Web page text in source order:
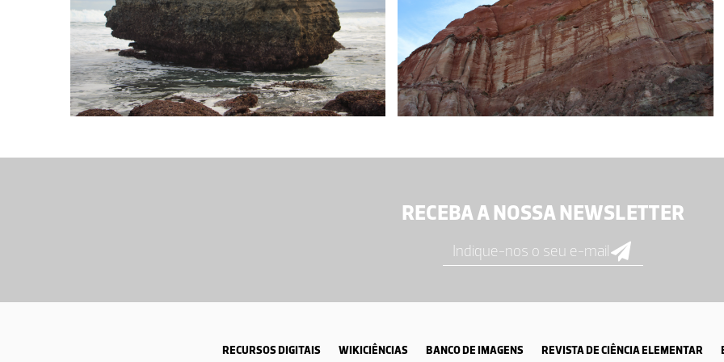
RECEBA A NOSSA NEWSLETTER
RECURSOS DIGITAIS WIKICIÊNCIAS BANCO DE IMAGENS REVISTA DE CIÊNCIA ELEMENTAR